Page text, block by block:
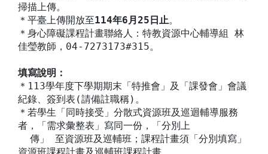
掃描上傳。
＊平臺上傳開放至114年6月25日止。
＊身心障礙課程計畫聯絡人：特教資源中心輔導組 林
佳瑩教師，04-7273173#315。
填寫說明：
＊113學年度下學期期末「特推會」及「課發會」會議
紀錄、簽到表(請備註職稱)。
＊若學生「同時接受」分散式資源班及巡迴輔導服務
者，「需求彙整表」寫同一份，「分別上
傳」 至資源班及巡輔班；課程計畫須「分別填寫」